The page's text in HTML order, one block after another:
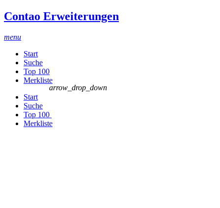
Contao Erweiterungen
menu
Start
Suche
Top 100
Merkliste
Start
Suche
Top 100
arrow_drop_down
Merkliste